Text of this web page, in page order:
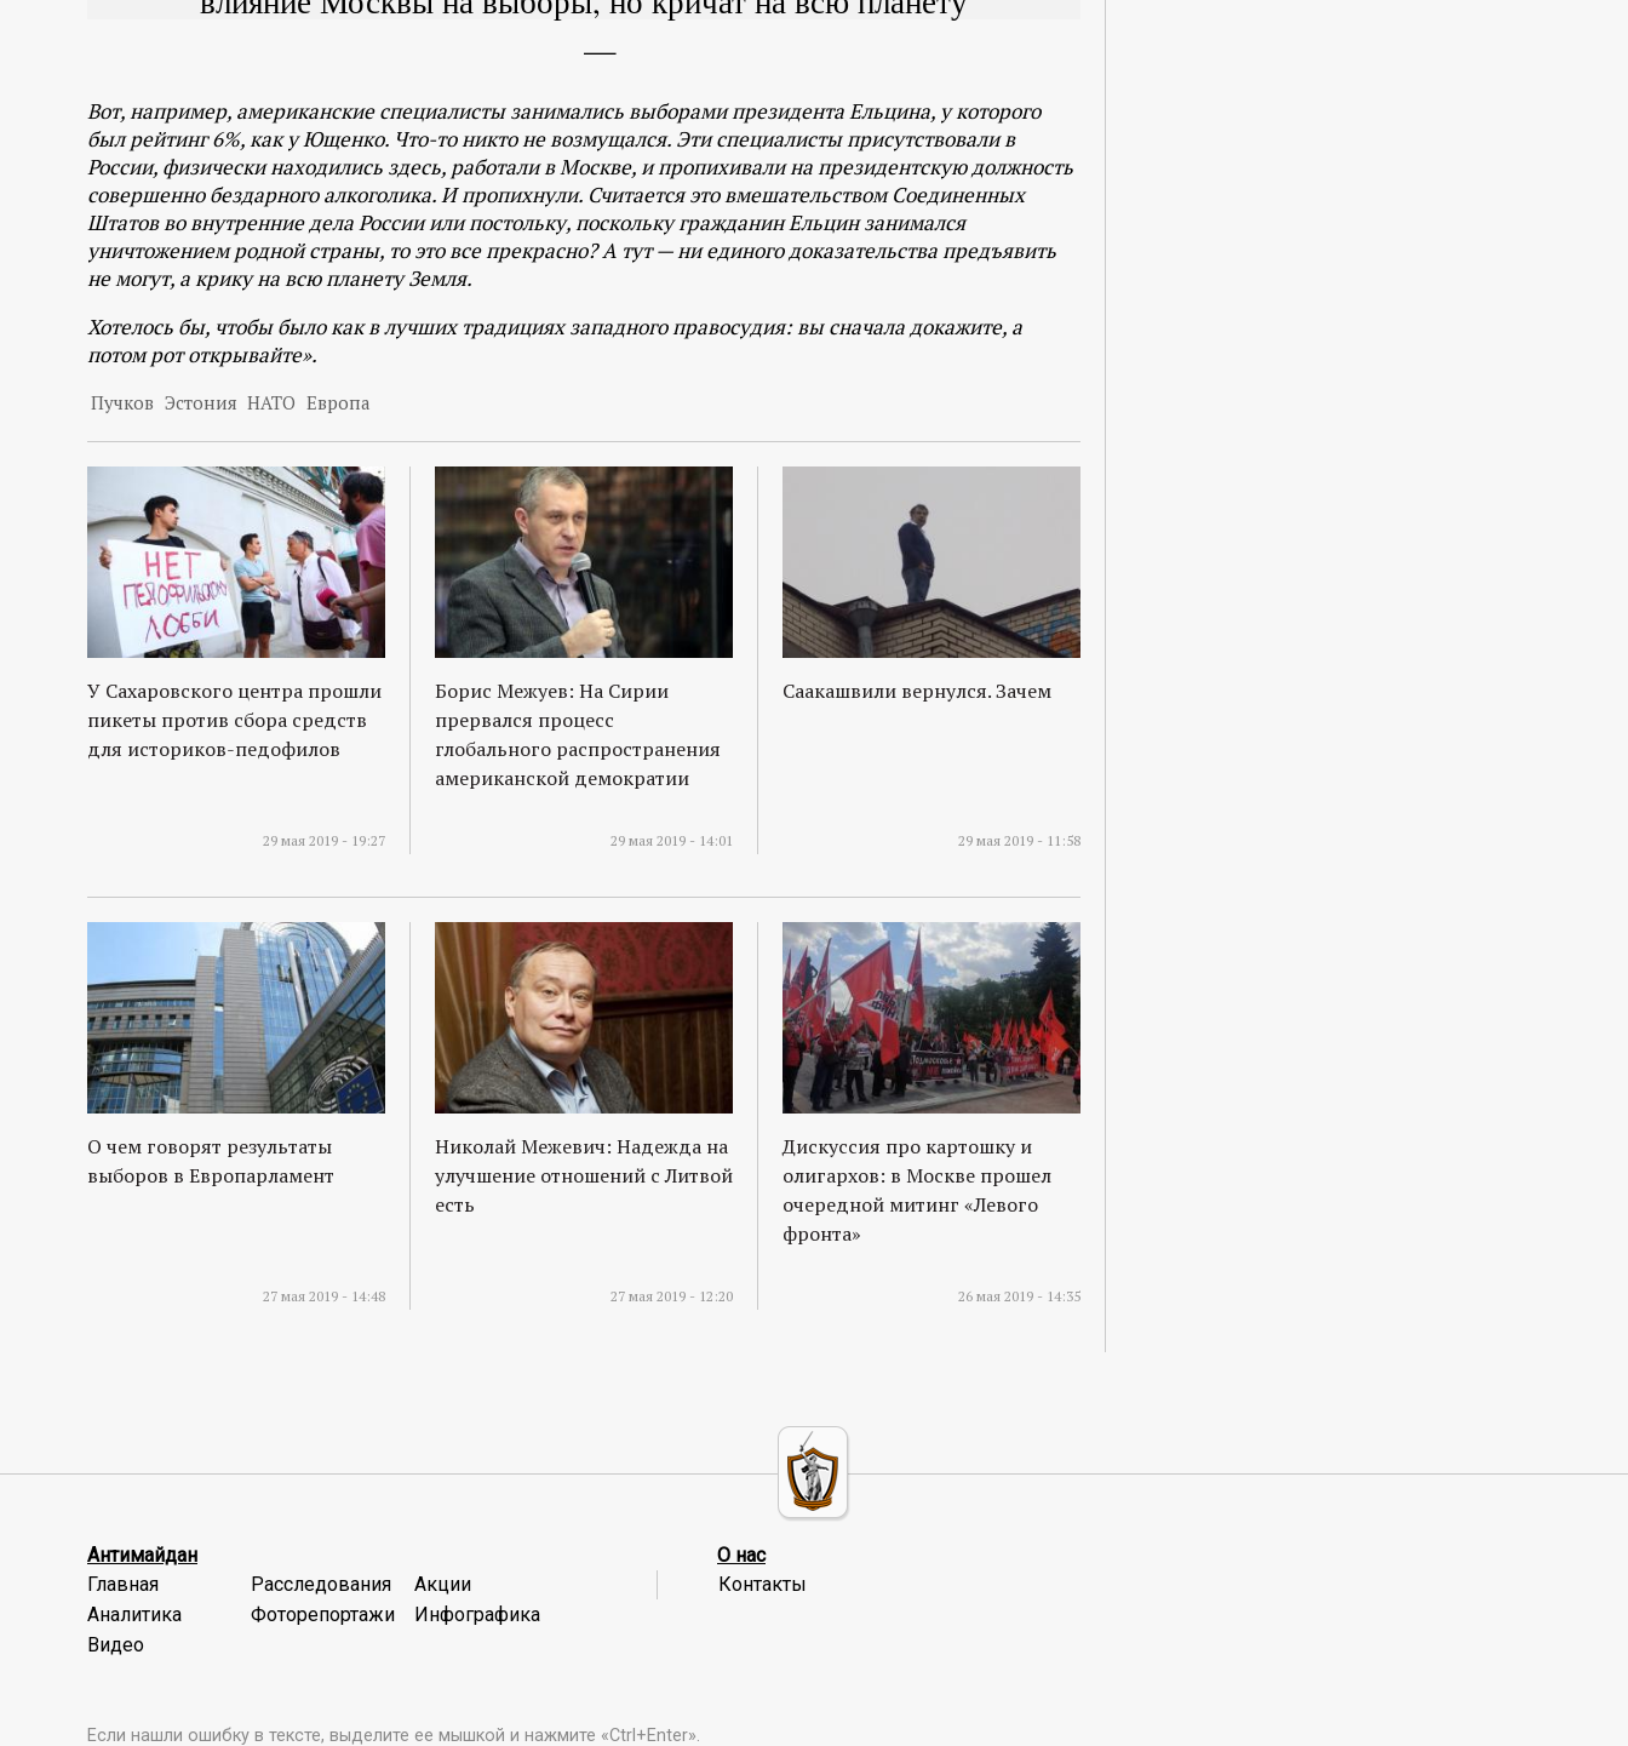
Вот, например, американские специалисты занимались выборами президента Ельцина, у которого
был рейтинг 6%, как у Ющенко. Что-то никто не возмущался. Эти специалисты присутствовали в
России, физически находились здесь, работали в Москве, и пропихивали на президентскую должность
совершенно бездарного алкоголика. И пропихнули. Считается это вмешательством Соединенных
Штатов во внутренние дела России или постольку, поскольку гражданин Ельцин занимался
уничтожением родной страны, то это все прекрасно? А тут — ни единого доказательства предъявить
не могут, а крику на всю планету Земля.
Хотелось бы, чтобы было как в лучших традициях западного правосудия: вы сначала докажите, а
потом рот открывайте».
Пучков Эстония НАТО Европа
У Сахаровского центра прошли
пикеты против сбора средств
для историков-педофилов
29 мая 2019 - 19:27
Борис Межуев: На Сирии
прервался процесс
глобального распространения
американской демократии
29 мая 2019 - 14:01
Саакашвили вернулся. Зачем
29 мая 2019 - 11:58
О чем говорят результаты
выборов в Европарламент
27 мая 2019 - 14:48
Николай Межевич: Надежда на
улучшение отношений с Литвой
есть
27 мая 2019 - 12:20
Дискуссия про картошку и
олигархов: в Москве прошел
очередной митинг «Левого
фронта»
26 мая 2019 - 14:35
Антимайдан
Главная
Расследования
Акции
Аналитика
Фоторепортажи
Инфографика
Видео
О нас
Контакты
Если нашли ошибку в тексте, выделите ее мышкой и нажмите «Ctrl+Enter».